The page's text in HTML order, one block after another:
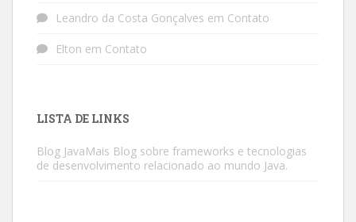
Leandro da Costa Gonçalves em Contato
Elton em Contato
LISTA DE LINKS
Blog JavaMais Blog sobre frameworks e tecnologias
de desenvolvimento relacionado ao mundo Java.